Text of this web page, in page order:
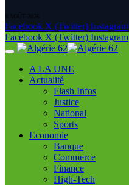
9 AOÛT 2026
Facebook X (Twitter) Instagram
Facebook X (Twitter) Instagram
A LA UNE
Actualité
Flash Infos
Justice
National
Sports
Economie
Banque
Commerce
Finance
High-Tech